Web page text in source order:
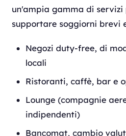
un'ampia gamma di
supportare soggiorni brevi
Negozi duty-free, di
locali
Ristoranti, caffè, bar e
Lounge (compagnie
indipendenti)
Bancomat, cambio